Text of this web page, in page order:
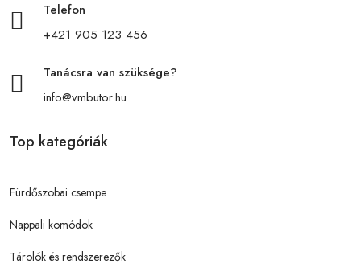
Telefon
+421 905 123 456
Tanácsra van szüksége?
info@vmbutor.hu
Top kategóriák
Fürdőszobai csempe
Nappali komódok
Tárolók és rendszerezők